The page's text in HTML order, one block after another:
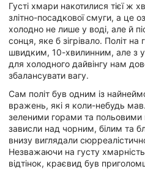
Густі хмари накотилися тієї ж
злітно-посадкової смуги, а це
холодно не лише у воді, але й
сонця, яке б зігрівало. Політ на
швидким, 10-хвилинним, але з
для холодного дайвінгу нам
збалансувати вагу.
Сам політ був одним із
вражень, які я коли-небудь
зеленими горами та польовими
зависли над чорним, білим та
внизу виглядали
Незважаючи на густу
відтінок, краєвид був